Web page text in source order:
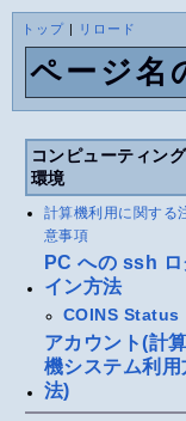
トップ| リロード
ページ名
コンピューティング
環境
計算機利用に関する
意事項
PC への ssh ロ
イン方法
COINS Status
アカウント(計算
機システム利用
法)